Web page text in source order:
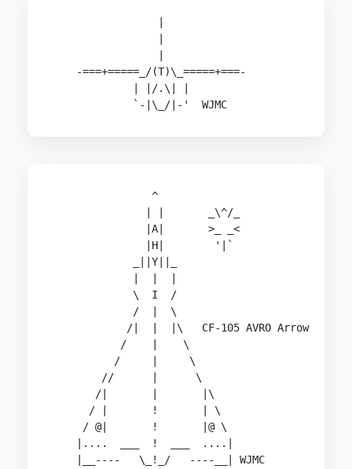
-===+=====_/
`-
|
/|  |  |\
/
/
//
/|
/ |
/ @|
|....  ___  !
|__----   \_!_/